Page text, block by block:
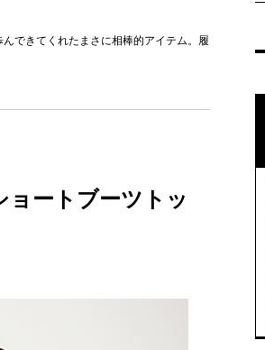
できてくれたまさに相棒的アイテム。履
ートブーツトッ